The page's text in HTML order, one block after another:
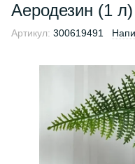
Аеродезин (1
Артикул: 300619491